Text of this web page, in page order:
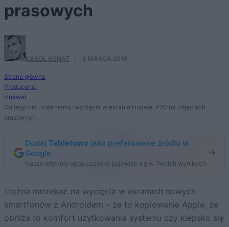
prasowych
KAROL KUNAT 8 MARCA 2018
Strona główna
Producenci
Huawei
Od tego nie uciekniemy: wycięcia w ekranie Huawei P20 na zdjęciach
prasowych
Dodaj Tabletowo jako preferowane źródło w
Google
Nasze artykuły będą częściej pojawiać się w Twoich wynikach
Można narzekać na wycięcia w ekranach nowych
smartfonów z Androidem – że to kopiowanie Apple, że
obniża to komfort użytkowania systemu czy kiepsko się